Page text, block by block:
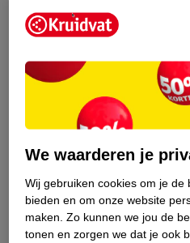
Kruidvat is een erkend specialist
zelfzorg, ook online. Wat je
gezondheidsvraag ook is, stel
Stel je gezondheidsvraag
We waarderen je
Wij gebruiken cookies om je de
bieden en om onze website
maken. Zo kunnen we jou de
tonen en zorgen we dat je ook